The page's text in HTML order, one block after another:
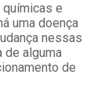
e
uma doença
nessas
de alguma
de